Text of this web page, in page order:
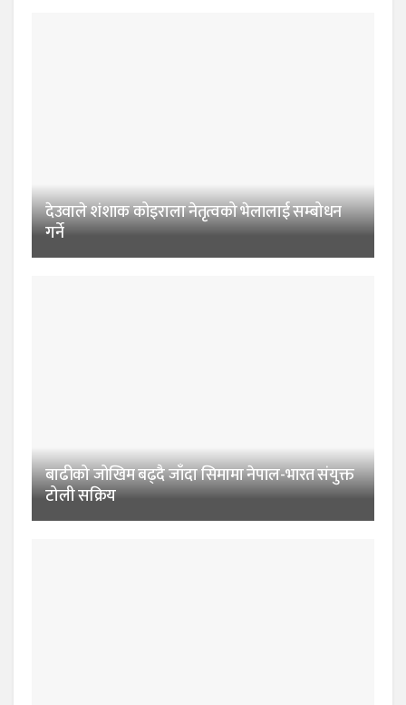
देउवाले शंशाक कोइराला नेतृत्वको भेलालाई सम्बोधन
गर्ने
बाढीको जोखिम बढ्दै जाँदा सिमामा नेपाल-भारत संयुक्त
टोली सक्रिय